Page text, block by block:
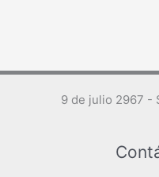
9 de julio 2967 -